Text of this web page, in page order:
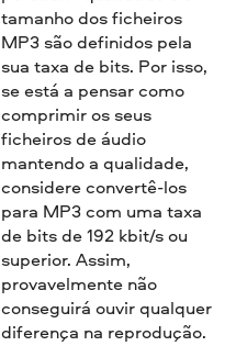
tamanho dos ficheiros
MP3 são definidos pela
sua taxa de bits. Por isso,
se está a pensar como
comprimir os seus
ficheiros de áudio
mantendo a qualidade,
considere convertê-los
para MP3 com uma taxa
de bits de 192 kbit/s ou
superior. Assim,
provavelmente não
conseguirá ouvir qualquer
diferença na reprodução.